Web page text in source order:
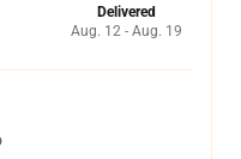
Delivered
Aug. 12 - Aug. 19